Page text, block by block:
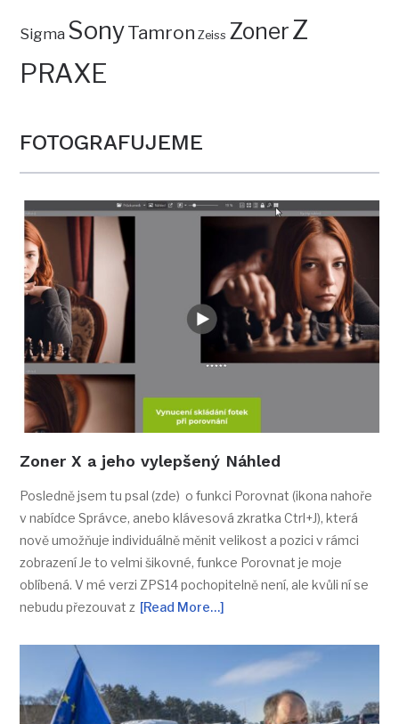
Sigma SonyTamron Zeiss ZonerZ
PRAXE
FOTOGRAFUJEME
Zoner X a jeho vylepšený Náhled
Posledně jsem tu psal (zde) o funkci Porovnat (ikona nahoře
v nabídce Správce, anebo klávesová zkratka Ctrl+J), která
nově umožňuje individuálně měnit velikost a pozici v rámci
zobrazení Je to velmi šikovné, funkce Porovnat je moje
oblíbená. V mé verzi ZPS14 pochopitelně není, ale kvůli ní se
nebudu přezouvat z [Read More…]